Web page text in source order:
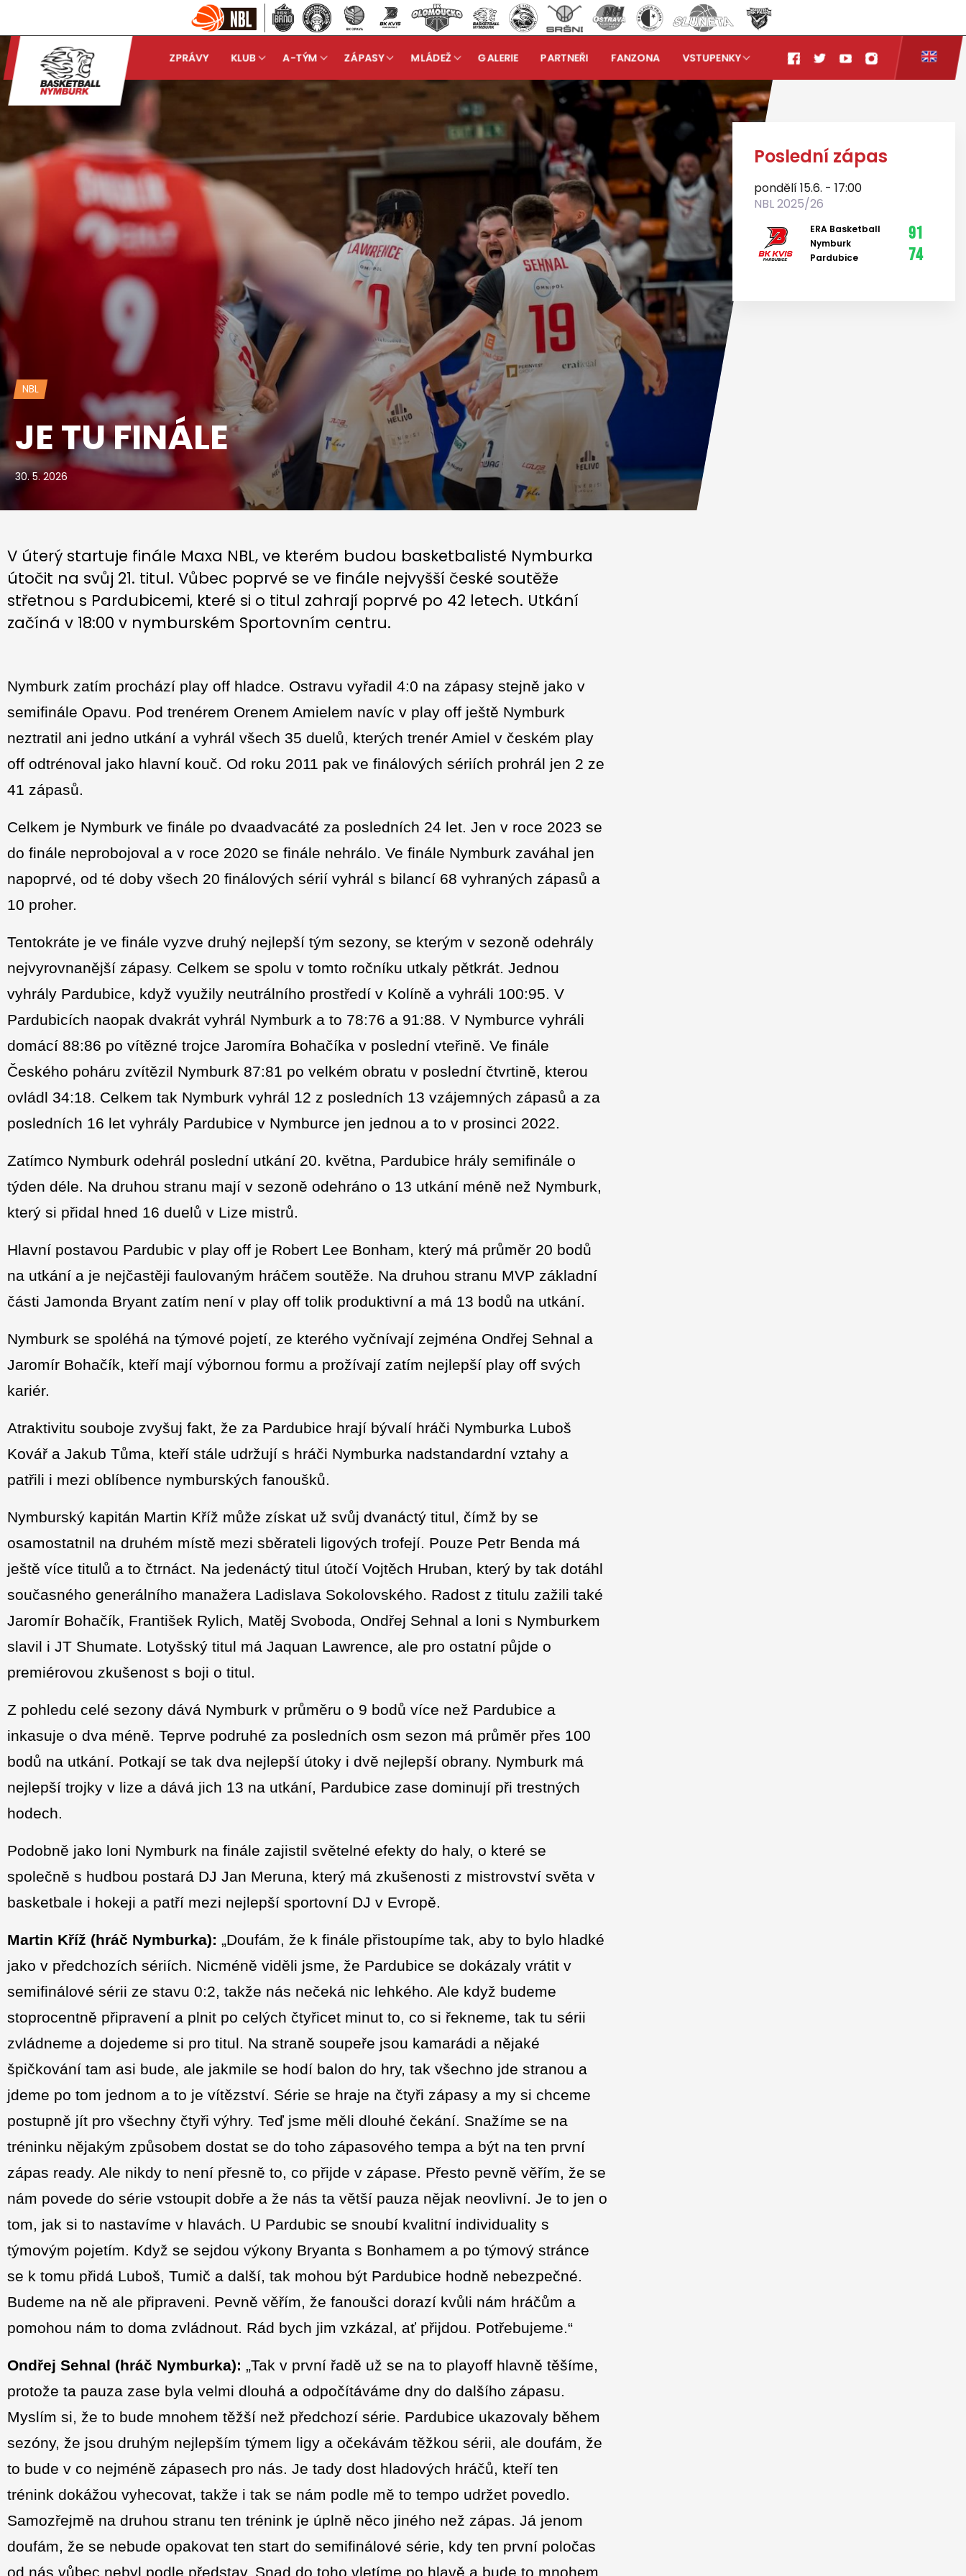
ZPRÁVY KLUB A-TÝM ZÁPASY MLÁDEŽ GALERIE PARTNEŘI FANZONA VSTUPENKY
NBL
JE TU FINÁLE
30. 5. 2026
V úterý startuje finále Maxa NBL, ve kterém budou basketbalisté Nymburka
útočit na svůj 21. titul. Vůbec poprvé se ve finále nejvyšší české soutěže
střetnou s Pardubicemi, které si o titul zahrají poprvé po 42 letech. Utkání
začíná v 18:00 v nymburském Sportovním centru.
Nymburk zatím prochází play off hladce. Ostravu vyřadil 4:0 na zápasy stejně jako v
semifinále Opavu. Pod trenérem Orenem Amielem navíc v play off ještě Nymburk
neztratil ani jedno utkání a vyhrál všech 35 duelů, kterých trenér Amiel v českém play
off odtrénoval jako hlavní kouč. Od roku 2011 pak ve finálových sériích prohrál jen 2 ze
41 zápasů.
Celkem je Nymburk ve finále po dvaadvacáté za posledních 24 let. Jen v roce 2023 se
do finále neprobojoval a v roce 2020 se finále nehrálo. Ve finále Nymburk zaváhal jen
napoprvé, od té doby všech 20 finálových sérií vyhrál s bilancí 68 vyhraných zápasů a
10 proher.
Tentokráte je ve finále vyzve druhý nejlepší tým sezony, se kterým v sezoně odehrály
nejvyrovnanější zápasy. Celkem se spolu v tomto ročníku utkaly pětkrát. Jednou
vyhrály Pardubice, když využily neutrálního prostředí v Kolíně a vyhráli 100:95. V
Pardubicích naopak dvakrát vyhrál Nymburk a to 78:76 a 91:88. V Nymburce vyhráli
domácí 88:86 po vítězné trojce Jaromíra Bohačíka v poslední vteřině. Ve finále
Českého poháru zvítězil Nymburk 87:81 po velkém obratu v poslední čtvrtině, kterou
ovládl 34:18. Celkem tak Nymburk vyhrál 12 z posledních 13 vzájemných zápasů a za
posledních 16 let vyhrály Pardubice v Nymburce jen jednou a to v prosinci 2022.
Zatímco Nymburk odehrál poslední utkání 20. května, Pardubice hrály semifinále o
týden déle. Na druhou stranu mají v sezoně odehráno o 13 utkání méně než Nymburk,
který si přidal hned 16 duelů v Lize mistrů.
Hlavní postavou Pardubic v play off je Robert Lee Bonham, který má průměr 20 bodů
na utkání a je nejčastěji faulovaným hráčem soutěže. Na druhou stranu MVP základní
části Jamonda Bryant zatím není v play off tolik produktivní a má 13 bodů na utkání.
Nymburk se spoléhá na týmové pojetí, ze kterého vyčnívají zejména Ondřej Sehnal a
Jaromír Bohačík, kteří mají výbornou formu a prožívají zatím nejlepší play off svých
kariér.
Atraktivitu souboje zvyšuj fakt, že za Pardubice hrají bývalí hráči Nymburka Luboš
Kovář a Jakub Tůma, kteří stále udržují s hráči Nymburka nadstandardní vztahy a
patřili i mezi oblíbence nymburských fanoušků.
Nymburský kapitán Martin Kříž může získat už svůj dvanáctý titul, čímž by se
osamostatnil na druhém místě mezi sběrateli ligových trofejí. Pouze Petr Benda má
ještě více titulů a to čtrnáct. Na jedenáctý titul útočí Vojtěch Hruban, který by tak dotáhl
současného generálního manažera Ladislava Sokolovského. Radost z titulu zažili také
Jaromír Bohačík, František Rylich, Matěj Svoboda, Ondřej Sehnal a loni s Nymburkem
slavil i JT Shumate. Lotyšský titul má Jaquan Lawrence, ale pro ostatní půjde o
premiérovou zkušenost s boji o titul.
Z pohledu celé sezony dává Nymburk v průměru o 9 bodů více než Pardubice a
inkasuje o dva méně. Teprve podruhé za posledních osm sezon má průměr přes 100
bodů na utkání. Potkají se tak dva nejlepší útoky i dvě nejlepší obrany. Nymburk má
nejlepší trojky v lize a dává jich 13 na utkání, Pardubice zase dominují při trestných
hodech.
Podobně jako loni Nymburk na finále zajistil světelné efekty do haly, o které se
společně s hudbou postará DJ Jan Meruna, který má zkušenosti z mistrovství světa v
basketbale i hokeji a patří mezi nejlepší sportovní DJ v Evropě.
Martin Kříž (hráč Nymburka): „Doufám, že k finále přistoupíme tak, aby to bylo hladké
jako v předchozích sériích. Nicméně viděli jsme, že Pardubice se dokázaly vrátit v
semifinálové sérii ze stavu 0:2, takže nás nečeká nic lehkého. Ale když budeme
stoprocentně připravení a plnit po celých čtyřicet minut to, co si řekneme, tak tu sérii
zvládneme a dojedeme si pro titul. Na straně soupeře jsou kamarádi a nějaké
špičkování tam asi bude, ale jakmile se hodí balon do hry, tak všechno jde stranou a
jdeme po tom jednom a to je vítězství. Série se hraje na čtyři zápasy a my si chceme
postupně jít pro všechny čtyři výhry. Teď jsme měli dlouhé čekání. Snažíme se na
tréninku nějakým způsobem dostat se do toho zápasového tempa a být na ten první
zápas ready. Ale nikdy to není přesně to, co přijde v zápase. Přesto pevně věřím, že se
nám povede do série vstoupit dobře a že nás ta větší pauza nějak neovlivní. Je to jen o
tom, jak si to nastavíme v hlavách. U Pardubic se snoubí kvalitní individuality s
týmovým pojetím. Když se sejdou výkony Bryanta s Bonhamem a po týmový stránce
se k tomu přidá Luboš, Tumič a další, tak mohou být Pardubice hodně nebezpečné.
Budeme na ně ale připraveni. Pevně věřím, že fanoušci dorazí kvůli nám hráčům a
pomohou nám to doma zvládnout. Rád bych jim vzkázal, ať přijdou. Potřebujeme.“
Ondřej Sehnal (hráč Nymburka): „Tak v první řadě už se na to playoff hlavně těšíme,
protože ta pauza zase byla velmi dlouhá a odpočítáváme dny do dalšího zápasu.
Myslím si, že to bude mnohem těžší než předchozí série. Pardubice ukazovaly během
sezóny, že jsou druhým nejlepším týmem ligy a očekávám těžkou sérii, ale doufám, že
to bude v co nejméně zápasech pro nás. Je tady dost hladových hráčů, kteří ten
trénink dokážou vyhecovat, takže i tak se nám podle mě to tempo udržet povedlo.
Samozřejmě na druhou stranu ten trénink je úplně něco jiného než zápas. Já jenom
doufám, že se nebude opakovat ten start do semifinálové série, kdy ten první poločas
od nás vůbec nebyl podle představ. Snad do toho vletíme po hlavě a bude to mnohem
Poslední zápas
pondělí 15.6. - 17:00
NBL 2025/26
ERA Basketball
Nymburk
Pardubice
91
74